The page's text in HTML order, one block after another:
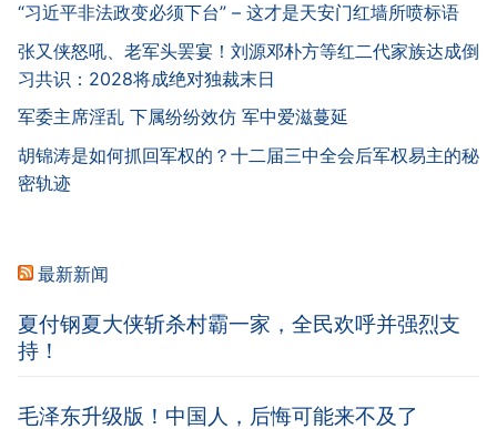
“习近平非法政变必须下台” – 这才是天安门红墙所喷标语
张又侠怒吼、老军头罢宴！刘源邓朴方等红二代家族达成倒
习共识：2028将成绝对独裁末日
军委主席淫乱 下属纷纷效仿 军中爱滋蔓延
胡锦涛是如何抓回军权的？十二届三中全会后军权易主的秘
密轨迹
最新新闻
夏付钢夏大侠斩杀村霸一家，全民欢呼并强烈支
持！
毛泽东升级版！中国人，后悔可能来不及了